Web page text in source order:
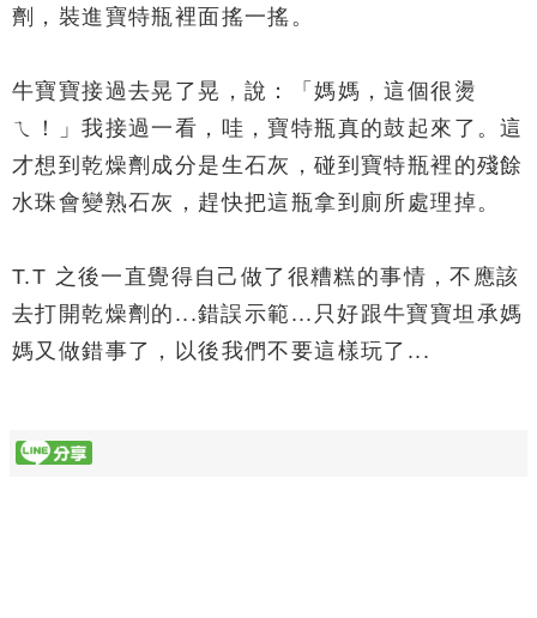
劑，裝進寶特瓶裡面搖一搖。
牛寶寶接過去晃了晃，說：「媽媽，這個很燙
ㄟ！」我接過一看，哇 ，寶特瓶真的鼓起來了。這
才想到乾燥劑成分是生石灰，碰到寶特瓶裡的殘餘
水珠會變熟石灰，趕快把這瓶拿到廁所處理掉。
T.T 之後一直覺得自己做了很糟糕的事情，不應該
去打開乾燥劑的...錯誤示範...只好跟牛寶寶坦承媽
媽又做錯事了，以後我們不要這樣玩了...